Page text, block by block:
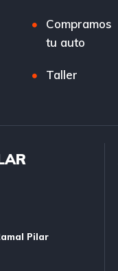
Compramos
tu auto
Taller
Pilar